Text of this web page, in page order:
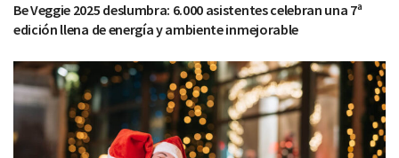
Be Veggie 2025 deslumbra: 6.000 asistentes celebran una 7ª
edición llena de energía y ambiente inmejorable